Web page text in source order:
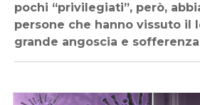
pochi “privilegiati”, però,
persone che hanno vissuto il
grande angoscia e